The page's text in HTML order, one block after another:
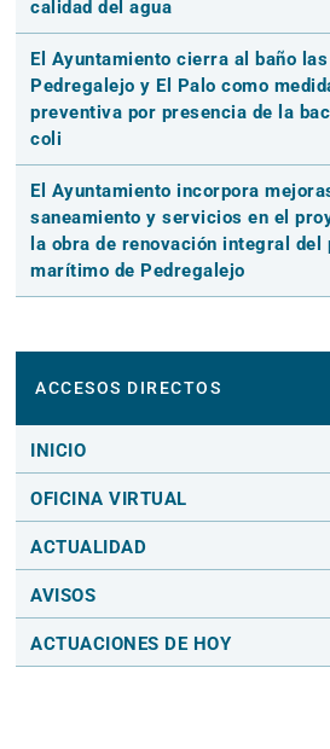
calidad del agua
El Ayuntamiento cierra al baño
Pedregalejo y El Palo como
preventiva por presencia de la
coli
El Ayuntamiento incorpora
saneamiento y servicios en el
la obra de renovación integral del
marítimo de Pedregalejo
ACCESOS DIRECTOS
INICIO
OFICINA VIRTUAL
ACTUALIDAD
AVISOS
ACTUACIONES DE HOY